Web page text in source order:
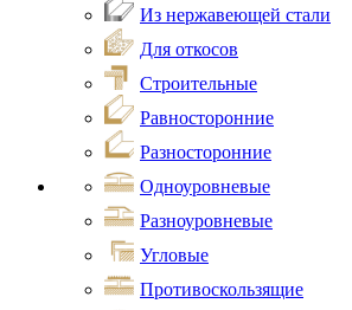
Из нержавеющей стали
Для откосов
Строительные
Равносторонние
Разносторонние
Одноуровневые
Разноуровневые
Угловые
Противоскользящие